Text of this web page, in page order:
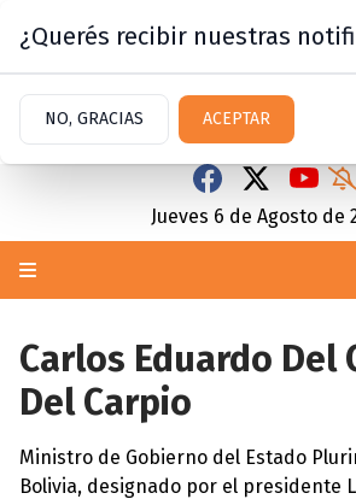
Jueves 6 de Agosto de
Carlos Eduardo Del
Del Carpio
Ministro de Gobierno del Estado
Bolivia, designado por el presidente
¿Querés recibir nuestras
NO, GRACIAS ACEPTAR